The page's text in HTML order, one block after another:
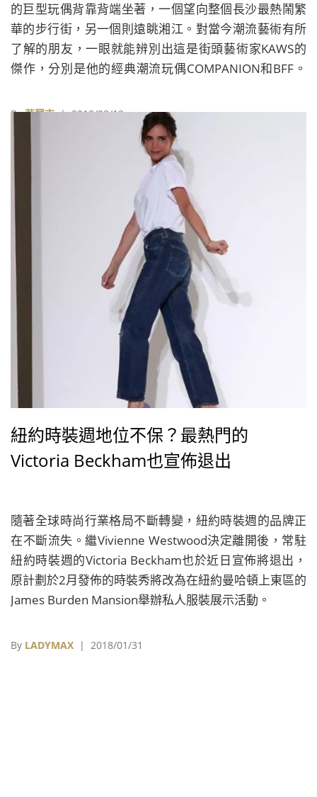
的巨型玩偶背靠背端坐著，一個望向整個長沙最熱鬧繁
華的步行街，另一個則遠眺湘江。對當今潮流藝術有所
了解的朋友，一眼就能辨別出這是街頭藝術家KAWS的
傑作，分別是他的經典潮流玩偶COMPANION和BFF。
時，很多中國消費者並不清楚他是誰。
By華麗志| 2018/08/12
紐約時裝週地位不保？最熱門的
Victoria Beckham也宣佈退出
隨著全球時尚行業格局不斷轉變，紐約時裝週的品牌正
在不斷流失。繼Vivienne Westwood決定離開後，常駐
紐約時裝週的Victoria Beckham也於近日宣佈將退出，
原計劃於2月發佈的時裝秀將改為在紐約曼哈頓上東區的
James Burden Mansion舉辦私人服裝展示活動。
By LADYMAX | 2018/01/31